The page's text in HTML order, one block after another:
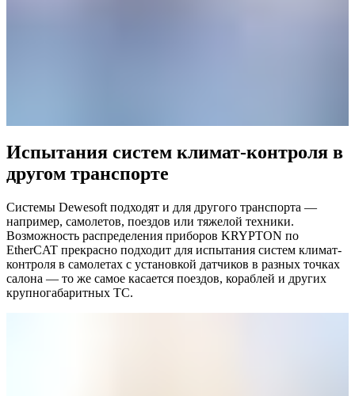
Испытания систем климат-контроля в
другом транспорте
Системы Dewesoft подходят и для другого транспорта —
например, самолетов, поездов или тяжелой техники.
Возможность распределения приборов KRYPTON по
EtherCAT прекрасно подходит для испытания систем климат-
контроля в самолетах с установкой датчиков в разных точках
салона — то же самое касается поездов, кораблей и других
крупногабаритных ТС.